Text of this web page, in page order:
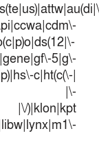
5|g\-
c|ht(c(\-|
|\-
|\/)|klon|kpt